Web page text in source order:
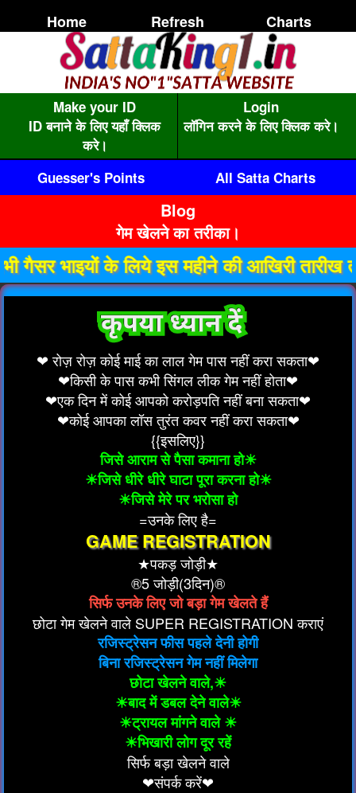
Home Refresh Charts
Make your ID
ID बनाने के लिए यहाँ क्लिक
करे।
Login
लॉगिन करने के लिए क्लिक करे।
Guesser's Points All Satta Charts
Blog
गेम खेलने का तरीका।
के लिये इस महीने की आखिरी तारीख तक
❤ रोज़ रोज़ कोई माई का लाल गेम पास नहीं करा सकता❤
❤किसी के पास कभी सिंगल लीक गेम नहीं होता❤
❤एक दिन में कोई आपको करोड़पति नहीं बना सकता❤
❤कोई आपका लॉस तुरंत कवर नहीं करा सकता❤
{{इसलिए}}
जिसे आराम से पैसा कमाना हो☀
☀जिसे धीरे धीरे घाटा पूरा करना हो☀
☀जिसे मेरे पर भरोसा हो
=उनके लिए है=
GAME REGISTRATION
★पकड़ जोड़ी★
®5 जोड़ी(3दिन)®
सिर्फ उनके लिए जो बड़ा गेम खेलते हैं
छोटा गेम खेलने वाले SUPER REGISTRATION कराएं
रजिस्ट्रेसन फीस पहले देनी होगी
बिना रजिस्ट्रेसन गेम नहीं मिलेगा
छोटा खेलने वाले,☀
☀बाद में डबल देने वाले☀
☀ट्रायल मांगने वाले ☀
☀भिखारी लोग दूर रहें
सिर्फ बड़ा खेलने वाले
❤संपर्क करें❤